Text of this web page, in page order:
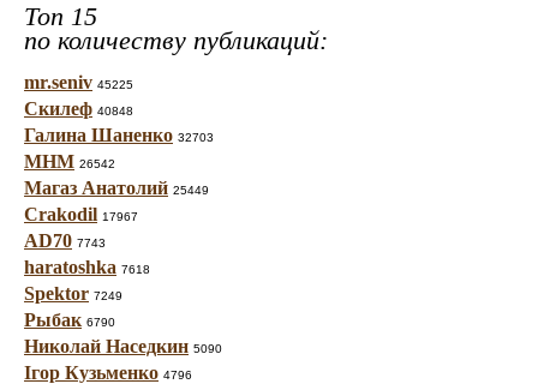
Топ 15
по количеству публикаций:
mr.seniv 45225
Скилеф 40848
Галина Шаненко 32703
МНМ 26542
Магаз Анатолий 25449
Crakodil 17967
AD70 7743
haratoshka 7618
Spektor 7249
Рыбак 6790
Николай Наседкин 5090
Ігор Кузьменко 4796